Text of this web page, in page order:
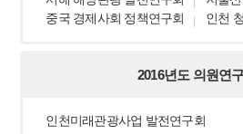
중국 경제사회 정책연구회
인천
2016년도 의원연
인천미래관광사업 발전연구회